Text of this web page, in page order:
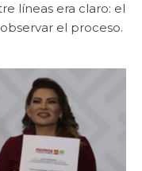
líneas era claro: el
el proceso.